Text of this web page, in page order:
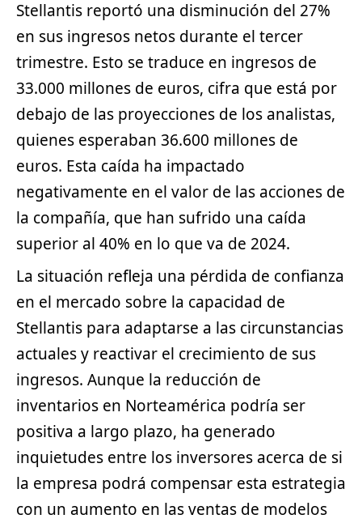
Stellantis reportó una disminución del 27%
en sus ingresos netos durante el tercer
trimestre. Esto se traduce en ingresos de
33.000 millones de euros, cifra que está por
debajo de las proyecciones de los analistas,
quienes esperaban 36.600 millones de
euros. Esta caída ha impactado
negativamente en el valor de las acciones de
la compañía, que han sufrido una caída
superior al 40% en lo que va de 2024.
La situación refleja una pérdida de confianza
en el mercado sobre la capacidad de
Stellantis para adaptarse a las circunstancias
actuales y reactivar el crecimiento de sus
ingresos. Aunque la reducción de
inventarios en Norteamérica podría ser
positiva a largo plazo, ha generado
inquietudes entre los inversores acerca de si
la empresa podrá compensar esta estrategia
con un aumento en las ventas de modelos